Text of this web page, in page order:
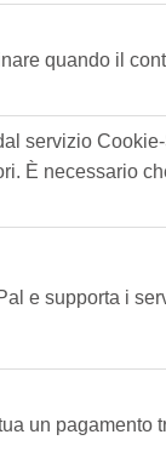
quando il
servizio
È necessario
e supporta i
un pagamento